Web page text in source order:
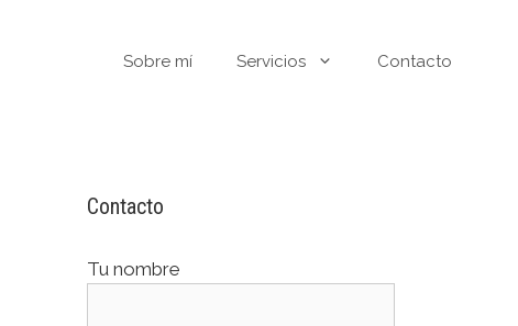
Sobre mí Servicios Contacto
Contacto
Tu nombre